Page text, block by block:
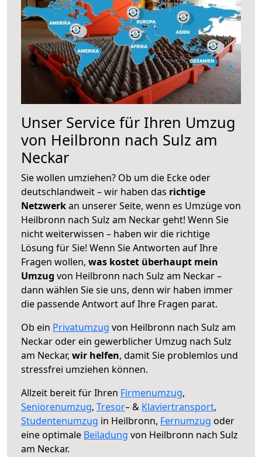
Unser Service für Ihren Umzug
von Heilbronn nach Sulz am
Neckar
Sie wollen umziehen? Ob um die Ecke oder
deutschlandweit – wir haben das richtige
Netzwerkan unserer Seite, wenn es Umzüge von
Heilbronn nach Sulz am Neckar geht! Wenn Sie
nicht weiterwissen – haben wir die richtige
Lösung für Sie! Wenn Sie Antworten auf Ihre
Fragen wollen, was kostet überhaupt mein
Umzug von Heilbronn nach Sulz am Neckar –
dann wählen Sie sie uns, denn wir haben immer
die passende Antwort auf Ihre Fragen parat.
Ob ein Privatumzug von Heilbronn nach Sulz am
Neckar oder ein gewerblicher Umzug nach Sulz
am Neckar, wir helfen, damit Sie problemlos und
stressfrei umziehen können.
Allzeit bereit für Ihren Firmenumzug,
Seniorenumzug, Tresor– & Klaviertransport,
Studentenumzug in Heilbronn, Fernumzug oder
eine optimale Beiladung von Heilbronn nach Sulz
am Neckar.